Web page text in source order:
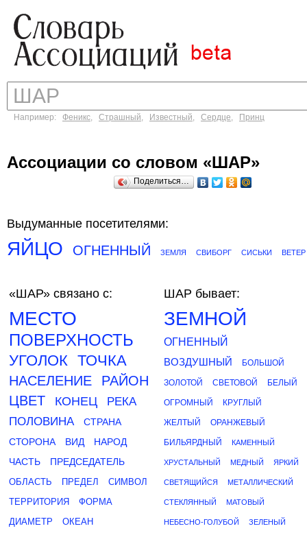
Например: Феникс, Страшный, Известный, Сердце, Принц
Ассоциации со словом «ШАР»
Поделиться…
Выдуманные посетителями:
ЯЙЦО ОГНЕННЫЙ ЗЕМЛЯ СВИБОРГ СИСЬКИ ВЕТЕР
«ШАР» связано с:
МЕСТО
ПОВЕРХНОСТЬ
УГОЛОК ТОЧКА
НАСЕЛЕНИЕ
РАЙОН
ЦВЕТ
КОНЕЦ
РЕКА
ПОЛОВИНА
СТРАНА
СТОРОНА
ВИД
НАРОД
ЧАСТЬ
ПРЕДСЕДАТЕЛЬ
ОБЛАСТЬ ПРЕДЕЛ
СИМВОЛ
ТЕРРИТОРИЯ
ФОРМА
ДИАМЕТР
ОКЕАН
ШАР бывает:
ЗЕМНОЙ
ОГНЕННЫЙ
ВОЗДУШНЫЙ
БОЛЬШОЙ
ЗОЛОТОЙ СВЕТОВОЙ БЕЛЫЙ
ОГРОМНЫЙ КРУГЛЫЙ
ЖЕЛТЫЙ ОРАНЖЕВЫЙ
БИЛЬЯРДНЫЙ КАМЕННЫЙ
ХРУСТАЛЬНЫЙ МЕДНЫЙ ЯРКИЙ
СВЕТЯЩИЙСЯ МЕТАЛЛИЧЕСКИЙ
СТЕКЛЯННЫЙ МАТОВЫЙ
НЕБЕСНО-ГОЛУБОЙ ЗЕЛЕНЫЙ